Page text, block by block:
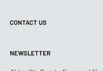
Leveransvillkor
Betalningsvillkor
Kontakta oss
Rättsligt meddelande
CONTACT US
Tisdag:9:00 - 18:00
Onsdag:
9:00 - 18:00
NEWSLETTER